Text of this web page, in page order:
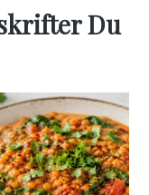
Du